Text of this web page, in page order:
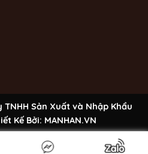
TNHH Sản Xuất và Nhập Khẩu
Kế Bởi: MANHAN.VN